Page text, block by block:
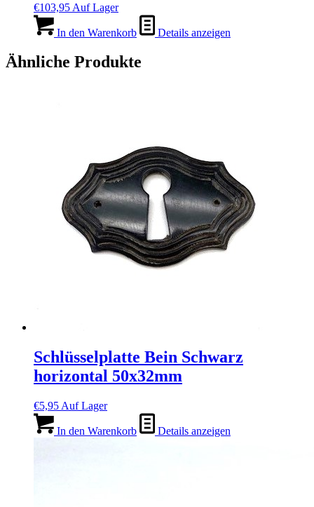
€103,95 Auf Lager
In den Warenkorb Details anzeigen
Ähnliche Produkte
Schlüsselplatte Bein Schwarz
horizontal 50x32mm
€5,95 Auf Lager
In den Warenkorb Details anzeigen